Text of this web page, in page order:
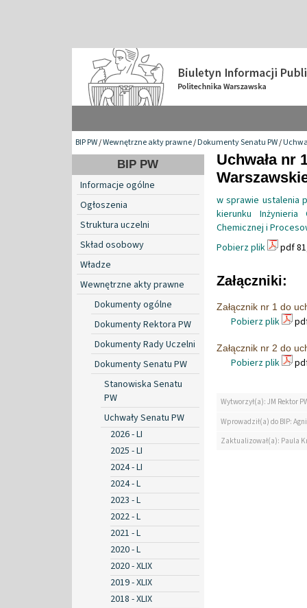
BIP PW/Wewnętrzne akty prawne/Dokumenty Senatu PW/
BIP PW
Informacje ogólne
Ogłoszenia
Struktura uczelni
Skład osobowy
Władze
Wewnętrzne akty prawne
Dokumenty ogólne
Dokumenty Rektora PW
Dokumenty Rady Uczelni
Dokumenty Senatu PW
Stanowiska Senatu
PW
Uchwały Senatu PW
2026 - LI
2025 - LI
2024 - LI
2024 - L
2023 - L
2022 - L
2021 - L
2020 - L
2020 - XLIX
2019 - XLIX
2018 - XLIX
Uchwała nr
w sprawie ustalenia
kierunku
Chemicznej i
Pobierz plik
pdf
Załączniki:
Załącznik nr 1 do
Pobierz plik
Załącznik nr 2 do
Pobierz plik
Wytworzył(a): JM Rektor
Wprowadził(a) do BIP:
Zaktualizował(a): Paula